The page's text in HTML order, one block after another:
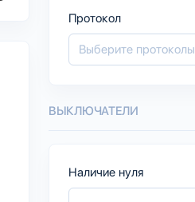
Протокол
ВЫКЛЮЧАТЕЛИ
Наличие нуля